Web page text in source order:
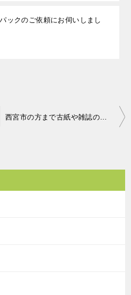
ックのご依頼にお伺いしまし
西宮市の方まで古紙や雑誌の回収にお伺いしました。